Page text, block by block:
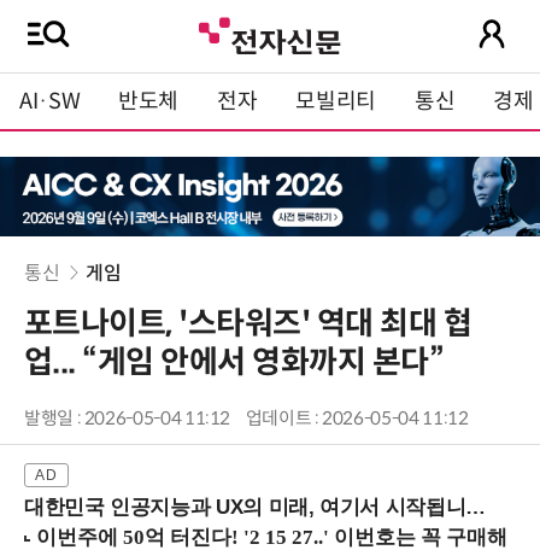
AI·SW 반도체 전자 모빌리티 통신 경제
통신 게임
포트나이트, '스타워즈' 역대 최대 협
업... “게임 안에서 영화까지 본다”
발행일 : 2026-05-04 11:12 업데이트 : 2026-05-04 11:12
대한민국 인공지능과 UX의 미래, 여기서 시작됩니다! (9/2 강남역)